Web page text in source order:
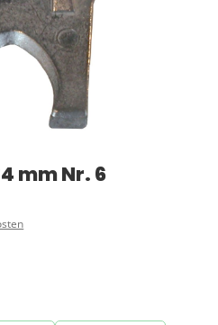
mm Nr. 6